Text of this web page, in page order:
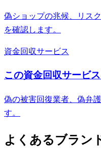
偽ショップの兆候、リス
を確認します。
資金回収サービス
この資金回収サービ
偽の被害回復業者、偽弁
す。
よくあるブラン